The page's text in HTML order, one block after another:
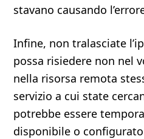
stavano causando
Infine, non tralasciate
possa risiedere non nel
nella risorsa remota
servizio a cui state
potrebbe essere
disponibile o